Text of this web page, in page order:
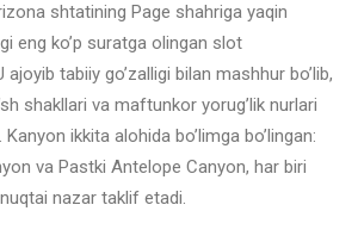
shtatining Page shahriga yaqin
eng ko’p suratga olingan slot
ajoyib tabiiy go’zalligi bilan mashhur bo’lib,
shakllari va maftunkor yorug’lik nurlari
ikkita alohida bo’limga bo’lingan:
va Pastki Antelope Canyon, har biri
nazar taklif etadi.